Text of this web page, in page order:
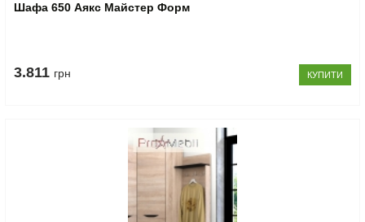
Шафа 650 Аякс Майстер Форм
3.811 грн КУПИТИ